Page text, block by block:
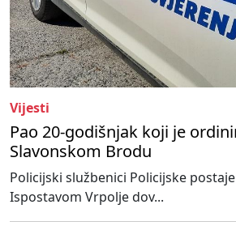
Vijesti
Pao 20-godišnjak koji je
Slavonskom Brodu
Policijski službenici Policijske
Ispostavom Vrpolje dov...